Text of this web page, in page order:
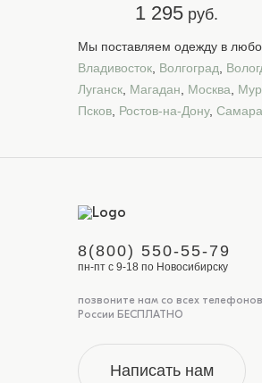
1 295 руб.
Мы поставляем одежду в
Владивосток Волгоград
Луганск Магадан Москва
Псков Ростов-на-Дону, Самара
8(800) 550-55-79
пн-пт с 9-18 по Новосибирску
позвоните нам со всех телефонов
России БЕСПЛАТНО
Написать нам